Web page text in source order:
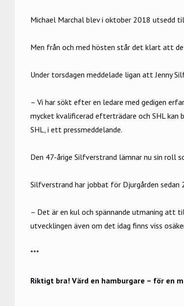
Michael Marchal blev i oktober 2018 utsedd
Men från och med hösten står det klart att
Under torsdagen meddelade ligan att Jenny
– Vi har sökt efter en ledare med gedigen
mycket kvalificerad efterträdare och SHL kan
SHL, i ett pressmeddelande.
Den 47-årige Silfverstrand lämnar nu sin roll
Silfverstrand har jobbat för Djurgården
– Det är en kul och spännande utmaning att
utvecklingen även om det idag finns viss
***
Riktigt bra! Värd en hamburgare – för en